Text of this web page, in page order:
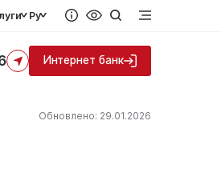
Ру
Интернет банк
Обновлено: 29.01.2026